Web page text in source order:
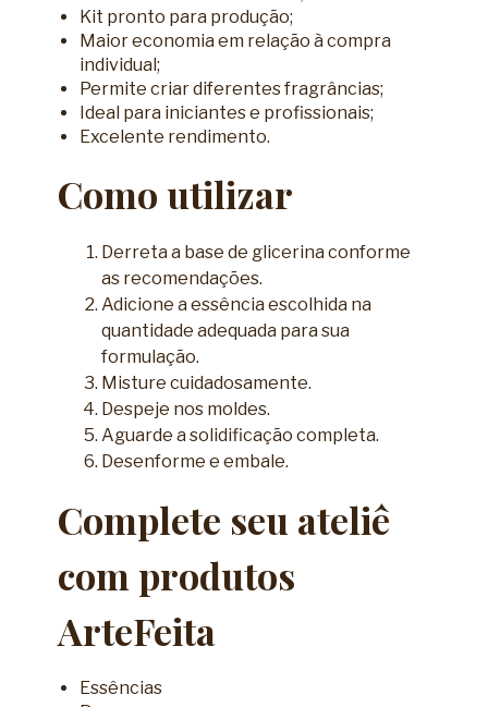
Kit pronto para produção;
Maior economia em relação à compra
individual;
Permite criar diferentes fragrâncias;
Ideal para iniciantes e profissionais;
Excelente rendimento.
Como utilizar
Derreta a base de glicerina conforme
as recomendações.
Adicione a essência escolhida na
quantidade adequada para sua
formulação.
Misture cuidadosamente.
Despeje nos moldes.
Aguarde a solidificação completa.
Desenforme e embale.
Complete seu ateliê
com produtos
ArteFeita
Essências